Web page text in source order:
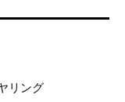
リング